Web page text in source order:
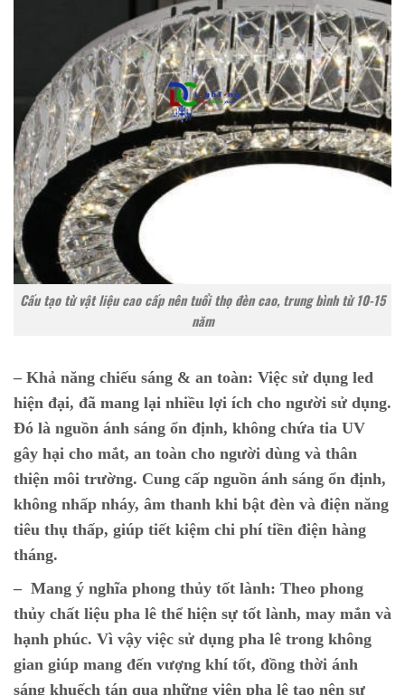
Cấu tạo từ vật liệu cao cấp nên tuổi thọ đèn cao, trung bình từ 10-15
năm
– Khả năng chiếu sáng & an toàn: Việc sử dụng led
hiện đại, đã mang lại nhiều lợi ích cho người sử dụng.
Đó là nguồn ánh sáng ổn định, không chứa tia UV
gây hại cho mắt, an toàn cho người dùng và thân
thiện môi trường. Cung cấp nguồn ánh sáng ổn định,
không nhấp nháy, âm thanh khi bật đèn và điện năng
tiêu thụ thấp, giúp tiết kiệm chi phí tiền điện hàng
tháng.
– Mang ý nghĩa phong thủy tốt lành: Theo phong
thủy chất liệu pha lê thể hiện sự tốt lành, may mắn và
hạnh phúc. Vì vậy việc sử dụng pha lê trong không
gian giúp mang đến vượng khí tốt, đồng thời ánh
sáng khuếch tán qua những viên pha lê tạo nên sự